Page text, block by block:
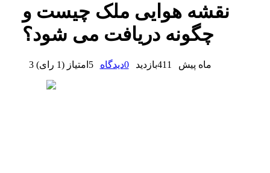
نقشه هوایی ملک چیست و
چگونه دریافت می شود؟
3 ماه پیش 411بازدید 0دیدگاه 5 امتیاز (1 رای )